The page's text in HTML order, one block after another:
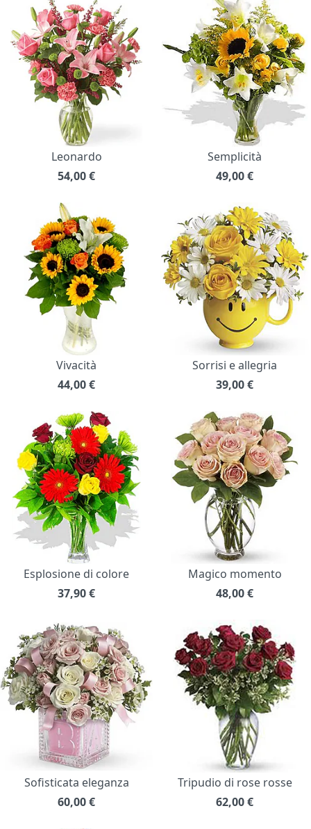
Leonardo
54,00€
Semplicità
49,00€
Vivacità
44,00€
Sorrisi e allegria
39,00€
Esplosione di colore
37,90€
Magico momento
48,00€
Sofisticata eleganza
60,00€
Tripudio di rose rosse
62,00€